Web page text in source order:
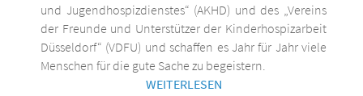
und Jugendhospizdienstes“ (AKHD) und des „Vereins
der Freunde und Unterstützer der Kinderhospizarbeit
Düsseldorf“ (VDFU) und schaffen es Jahr für Jahr viele
Menschen für die gute Sache zu begeistern.
WEITERLESEN